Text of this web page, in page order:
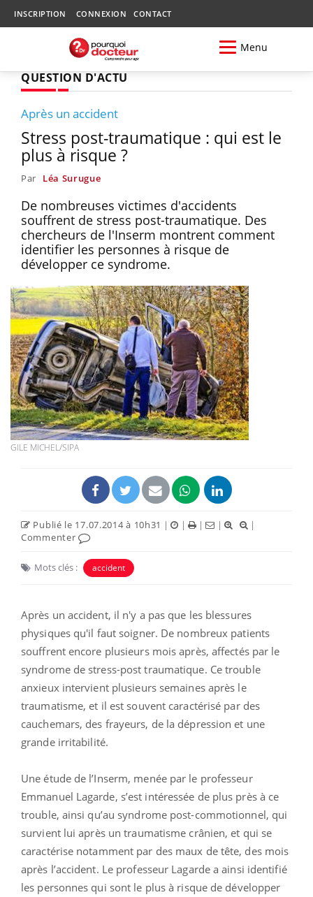
INSCRIPTION CONNEXION CONTACT
Menu
QUESTION D'ACTU
Après un accident
Stress post-traumatique : qui est le
plus à risque ?
Par Léa Surugue
De nombreuses victimes d'accidents
souffrent de stress post-traumatique. Des
chercheurs de l'Inserm montrent comment
identifier les personnes à risque de
développer ce syndrome.
GILE MICHEL/SIPA
Publié le 17.07.2014 à 10h31 | | | |
|
Commenter
Mots clés : accident
Après un accident, il n'y a pas que les blessures
physiques qu'il faut soigner. De nombreux patients
souffrent encore plusieurs mois après, affectés par le
syndrome de stress-post traumatique. Ce trouble
anxieux intervient plusieurs semaines après le
traumatisme, et il est souvent caractérisé par des
cauchemars, des frayeurs, de la dépression et une
grande irritabilité.
Une étude de l’Inserm, menée par le professeur
Emmanuel Lagarde, s’est intéressée de plus près à ce
trouble, ainsi qu’au syndrome post-commotionnel, qui
survient lui après un traumatisme crânien, et qui se
caractérise notamment par des maux de tête, des mois
après l’accident. Le professeur Lagarde a ainsi identifié
les personnes qui sont le plus à risque de développer